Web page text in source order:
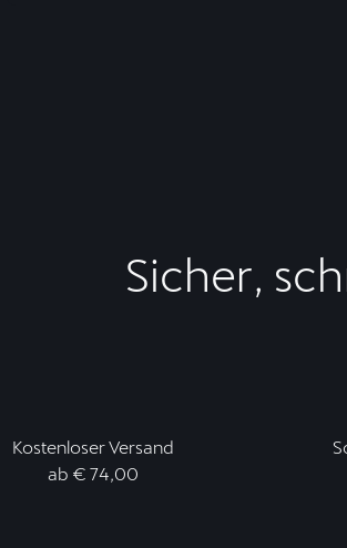
Sicher,
Kostenloser Versand
ab € 74,00